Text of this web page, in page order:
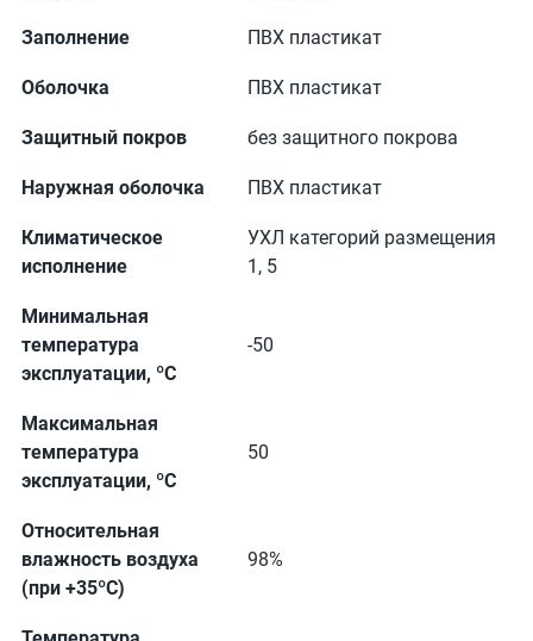
Заполнение ПВХ пластикат
Оболочка ПВХ пластикат
Защитный покров без защитного покрова
Наружная оболочка ПВХ пластикат
Климатическое
исполнение
УХЛ категорий размещения
1, 5
Минимальная
температура
эксплуатации, ºС
-50
Максимальная
температура
эксплуатации, ºС
50
Относительная
влажность воздуха
(при +35ºС)
98%